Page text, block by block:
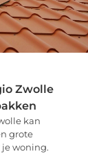
Zwolle
kan
grote
woning.